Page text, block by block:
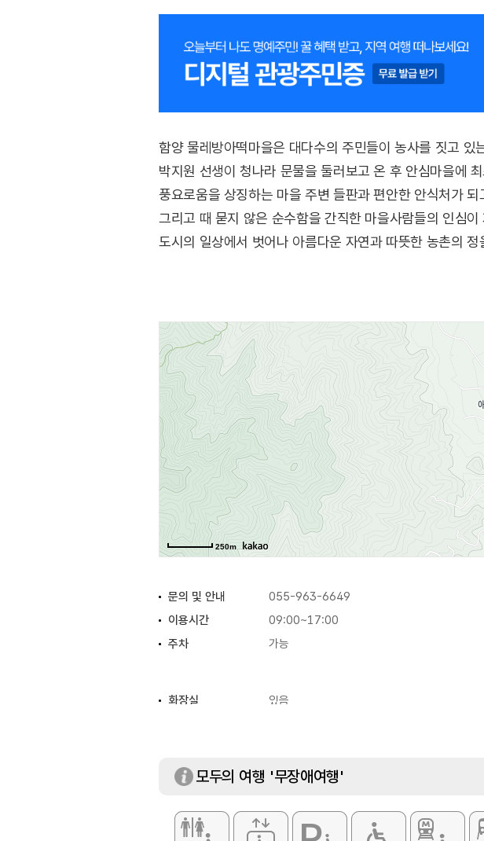
함양 물레방아떡마을은 대다수의 주민들이 농사를 짓고
박지원 선생이 청나라 문물을 둘러보고 온 후 안심마을에
풍요로움을 상징하는 마을 주변 들판과 편안한 안식처가
그리고 때 묻지 않은 순수함을 간직한 마을사람들의 인심
도시의 일상에서 벗어나 아름다운 자연과 따뜻한 농촌의
250m
문의 및 안내 055-963-6649
이용시간
09:00~17:00
주차
가능
화장실
있음
모두의 여행 '무장애여행'